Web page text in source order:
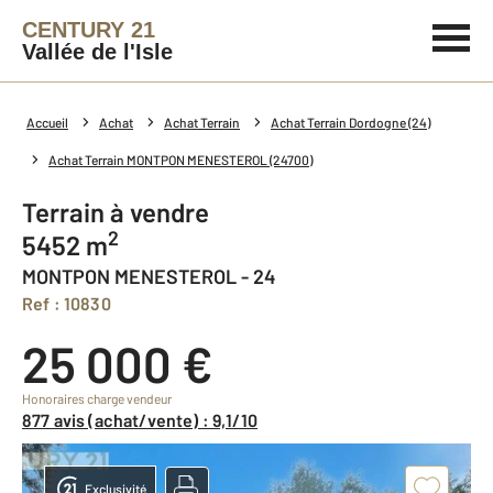
CENTURY 21
Vallée de l'Isle
Accueil Achat Achat Terrain Achat Terrain Dordogne (24)
Achat Terrain MONTPON MENESTEROL (24700)
Terrain à vendre
5452 m2
MONTPON MENESTEROL - 24
Ref : 10830
25 000 €
Honoraires charge vendeur
877 avis (achat/vente) : 9,1/10
Exclusivité